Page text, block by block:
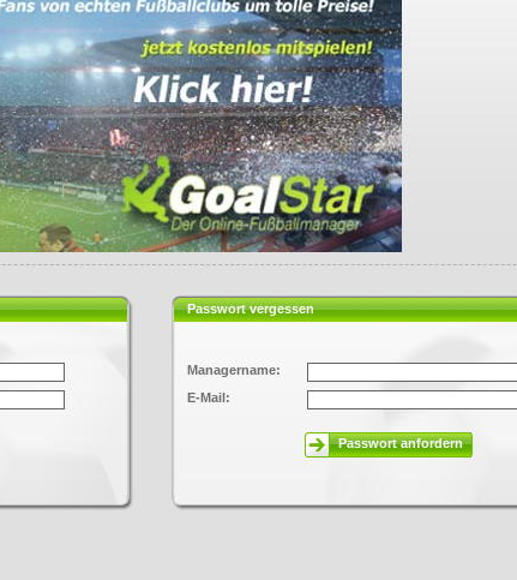
Passwort vergessen
Managername:
E-Mail:
Passwort anfordern